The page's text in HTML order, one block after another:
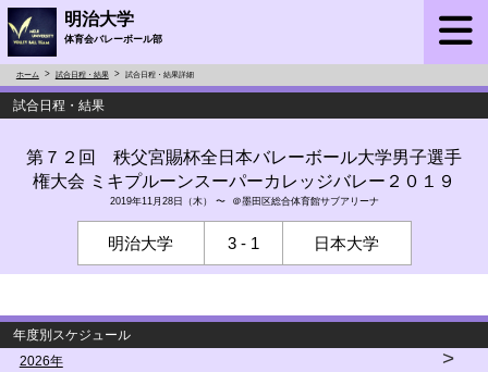
明治大学
体育会バレーボール部
ホーム 試合日程・結果 試合日程・結果詳細
試合日程・結果
第７２回 秩父宮賜杯全日本バレーボール大学男子選手
権大会 ミキプルーンスーパーカレッジバレー２０１９
2019年11月28日（木） 〜 ＠墨田区総合体育館サブアリーナ
明治大学 3 - 1 日本大学
年度別スケジュール
2026年
>